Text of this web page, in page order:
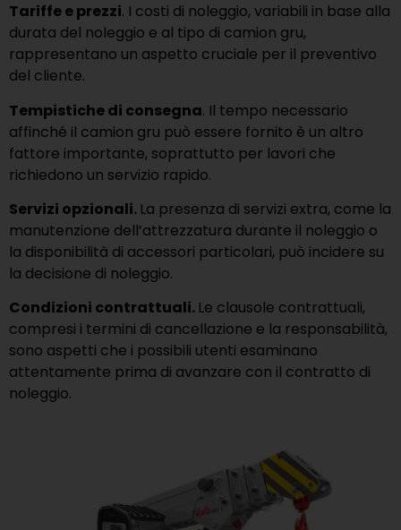
Tariffe e prezzi. I costi di noleggio, variabili in base alla
durata del noleggio e al tipo di camion gru,
rappresentano un aspetto cruciale per il preventivo
del cliente.
Tempistiche di consegna. Il tempo necessario
affinché il camion gru può essere fornito è un altro
fattore importante, soprattutto per lavori che
richiedono un servizio rapido.
Servizi opzionali. La presenza di servizi extra, come la
manutenzione dell’attrezzatura durante il noleggio o
la disponibilità di accessori particolari, può incidere su
la decisione di noleggio.
Condizioni contrattuali. Le clausole contrattuali,
compresi i termini di cancellazione e la responsabilità,
sono aspetti che i possibili utenti esaminano
attentamente prima di avanzare con il contratto di
noleggio.